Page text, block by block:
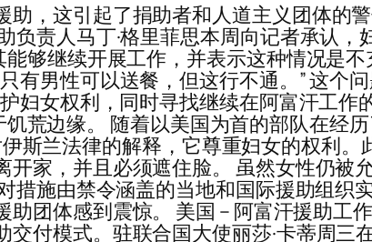
，这引起了捐助者和人道主义团体的
责人马丁·格里菲思本周向记者承认，
够继续开展工作，并表示这种情况是
男性可以送餐，但这行不通。” 这个
妇女权利，同时寻找继续在阿富汗工作
荒边缘。 随着以美国为首的部队在经
斯兰法律的解释，它尊重妇女的权利。
家，并且必须遮住脸。 虽然女性仍被
施由禁令涵盖的当地和国际援助组织
团体感到震惊。 美国 – 阿富汗援助工
付模式。驻联合国大使丽莎·卡蒂周三